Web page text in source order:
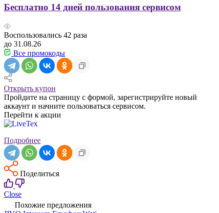
Бесплатно 14 дней пользования сервисом
Воспользовались 42 раза
до 31.08.26
Все промокоды
Открыть купон
Пройдите на страницу с формой, зарегистрируйте новый
аккаунт и начните пользоваться сервисом.
Перейти к акции
Подробнее
Поделиться
Close
Похожие предложения